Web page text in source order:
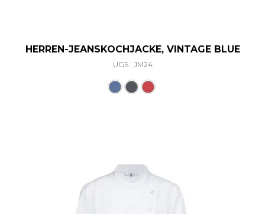
HERREN-JEANSKOCHJACKE, VINTAGE BLUE
UGS : JM24